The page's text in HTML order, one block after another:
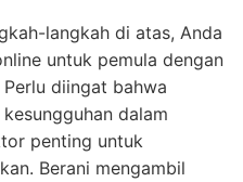
langkah di atas, Anda
untuk pemula dengan
diingat bahwa
dalam
penting untuk
Berani mengambil